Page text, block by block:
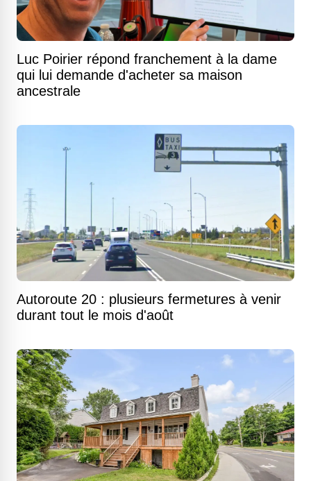
Luc Poirier répond franchement à la dame
qui lui demande d'acheter sa maison
ancestrale
Autoroute 20 : plusieurs fermetures à venir
durant tout le mois d'août